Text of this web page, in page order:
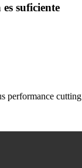
suficiente
performance cutting